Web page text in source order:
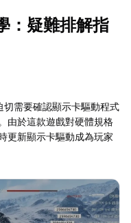
：疑難排解指
需要確認顯示卡驅動程式
由於這款遊戲對硬體規格
更新顯示卡驅動成為玩家